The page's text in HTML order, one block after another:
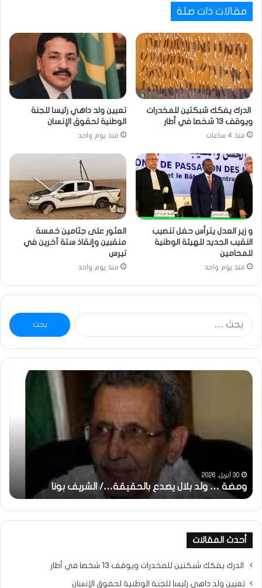
مقالات ذات صلة
الدرك يفكك شبكتين للمخدرات
ويوقف 13 شخصا في أطار
منذ 4 ساعات
تعيين ولد داهي رئيسا للجنة
الوطنية لحقوق الإنسان
منذ يوم واحد
و زير العدل يترأس حفل تنصيب
النقيب الجديد للهيئة الوطنية
للمحامين
منذ يوم واحد
العثور على جثامين خمسة
منقبين وإنقاذ ستة آخرين في
تيرس
منذ يوم واحد
البحث
عن:
ومضة
الشريف
30 أبريل، 2026
ومضة … ولد بلال يصدع بالحقيقة…/ الشريف بونا
أحدث المقالات
الدرك يفكك شبكتين للمخدرات ويوقف 13 شخصا في أطار
تعيين ولد داهي رئيسا للجنة الوطنية لحقوق الإنسان